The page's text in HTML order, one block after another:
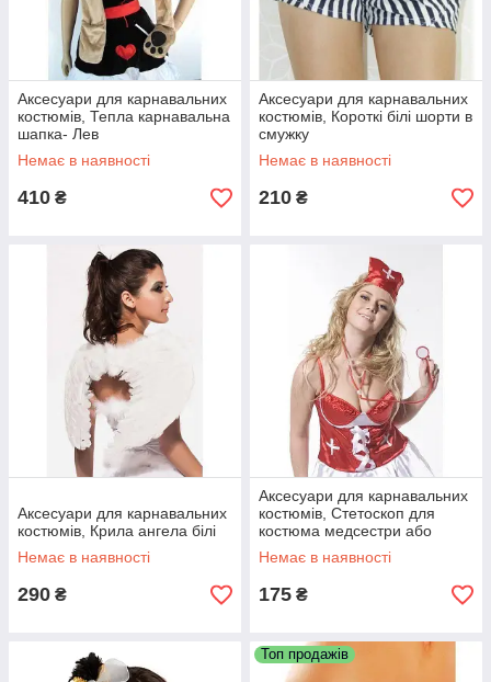
Аксесуари для карнавальних
костюмів, Тепла карнавальна
шапка- Лев
Немає в наявності
410 ₴
Аксесуари для карнавальних
костюмів, Короткі білі шорти в
смужку
Немає в наявності
210 ₴
Аксесуари для карнавальних
костюмів, Крила ангела білі
Немає в наявності
290 ₴
Аксесуари для карнавальних
костюмів, Стетоскоп для
костюма медсестри або
лікаря
Немає в наявності
175 ₴
Топ продажів